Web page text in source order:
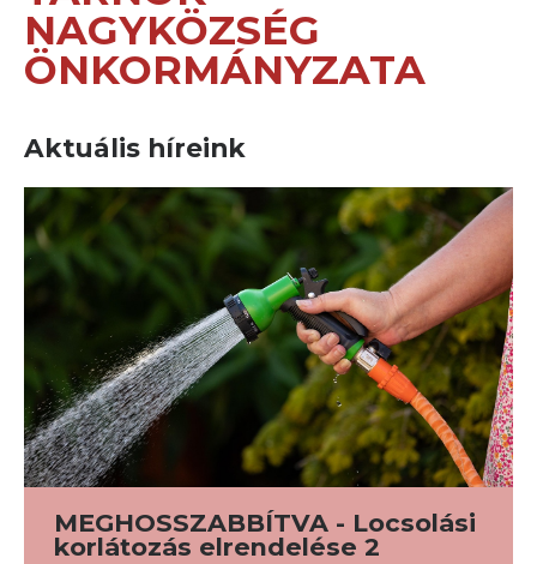
NAGYKÖZSÉG
ÖNKORMÁNYZATA
Aktuális híreink
MEGHOSSZABBÍTVA - Locsolási
korlátozás elrendelése 2